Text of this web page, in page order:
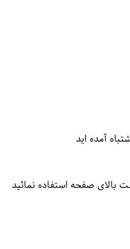
آمده اید
بالای صفحه استفاده نمائید